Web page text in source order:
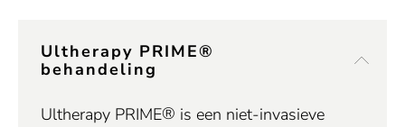
Ultherapy PRIME®
behandeling
Ultherapy PRIME® is een niet-invasieve